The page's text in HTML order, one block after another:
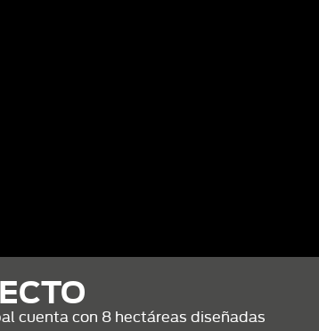
cuenta con 8 hectáreas diseñadas